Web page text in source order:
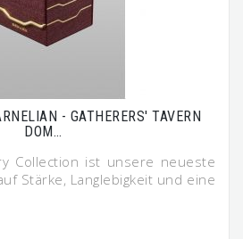
- GATHERERS' TAVERN
DOM…
Collection ist unsere neueste
Stärke, Langlebigkeit und eine